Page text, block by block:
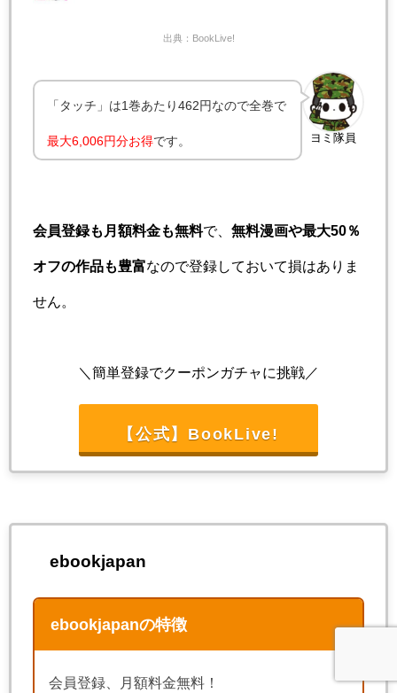
出典：BookLive!
ヨミ隊員
「タッチ」は1巻あたり462円なので全巻で
最大6,006円分お得です。
会員登録も月額料金も無料で、 無料漫画や最大50％
オフの作品も豊富なので登録しておいて損はありま
せん。
＼簡単登録でクーポンガチャに挑戦／
【公式】BookLive!
ebookjapan
ebookjapanの特徴
会員登録、月額料金無料！